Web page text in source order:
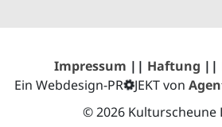
Impressum || Haftung ||
Ein Webdesign-PR
JEKT von
© 2026 Kulturscheune